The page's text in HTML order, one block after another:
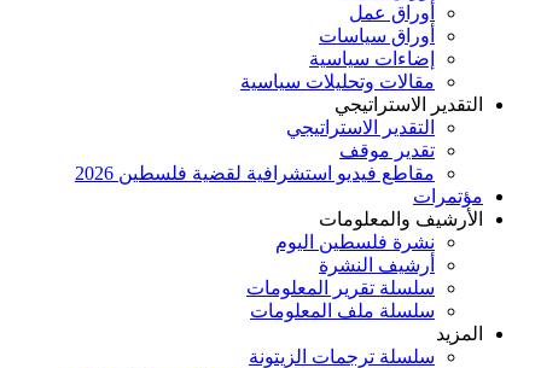
أوراق عمل
أوراق سياسات
إضاءات سياسية
مقالات وتحليلات سياسية
التقدير الاستراتيجي
التقدير الاستراتيجي
تقدير موقف
مقاطع فيديو استشرافية لقضية فلسطين 2026
مؤتمرات
الأرشيف والمعلومات
نشرة فلسطين اليوم
أرشيف النشرة
سلسلة تقرير المعلومات
سلسلة ملف المعلومات
المزيد
سلسلة ترجمات الزيتونة